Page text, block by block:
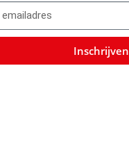
Inschrijven